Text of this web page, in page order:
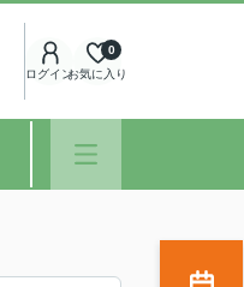
ログインお気に入り
0